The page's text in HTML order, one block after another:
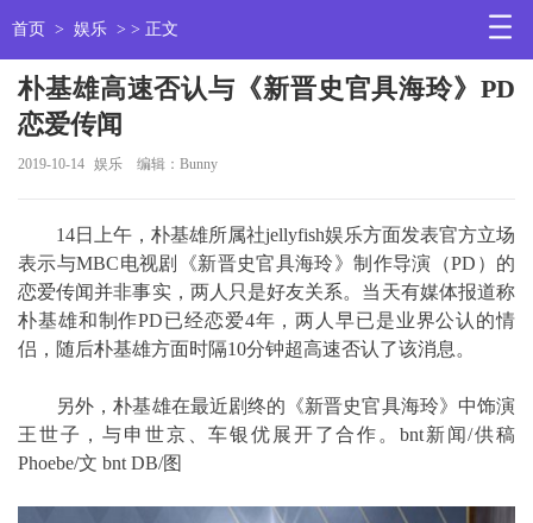
首页 > 娱乐 > > 正文
朴基雄高速否认与《新晋史官具海玲》PD
恋爱传闻
2019-10-14 娱乐 编辑：Bunny
14日上午，朴基雄所属社jellyfish娱乐方面发表官方立场
表示与MBC电视剧《新晋史官具海玲》制作导演（PD）的
恋爱传闻并非事实，两人只是好友关系。当天有媒体报道称
朴基雄和制作PD已经恋爱4年，两人早已是业界公认的情
侣，随后朴基雄方面时隔10分钟超高速否认了该消息。
另外，朴基雄在最近剧终的《新晋史官具海玲》中饰演
王世子，与申世京、车银优展开了合作。bnt新闻/供稿
Phoebe/文 bnt DB/图